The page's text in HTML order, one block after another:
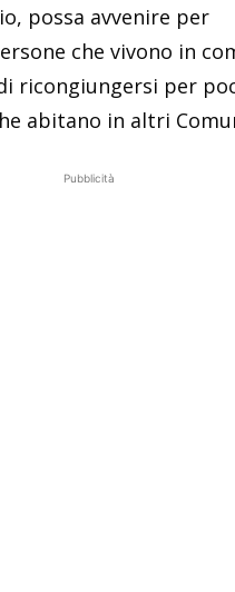
possa avvenire per
che vivono in
ricongiungersi per
abitano in altri
Pubblicità